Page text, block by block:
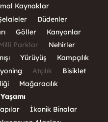
Kaynaklar
Düdenler
Göller
Kanyonlar
Parklar
Nehirler
Yürüyüş
Kampçılık
Atçılık
Bisiklet
Mağaracılık
İkonik Binalar